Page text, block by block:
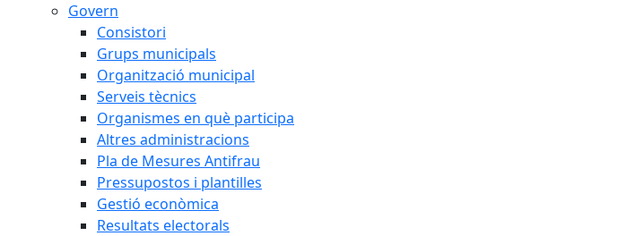
Govern
Consistori
Grups municipals
Organització municipal
Serveis tècnics
Organismes en què participa
Altres administracions
Pla de Mesures Antifrau
Pressupostos i plantilles
Gestió econòmica
Resultats electorals